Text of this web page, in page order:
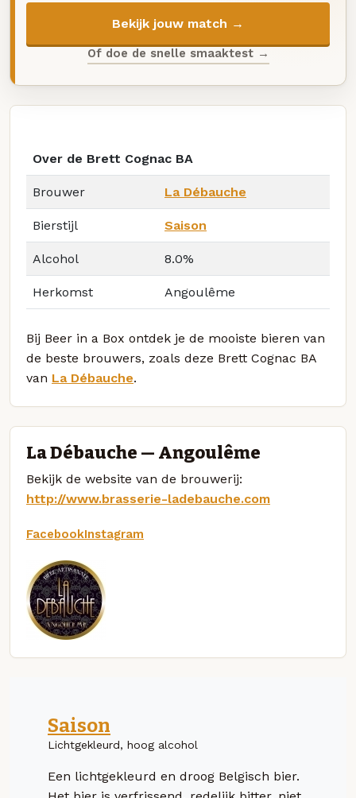
Bekijk jouw match →
Of doe de snelle smaaktest →
Over de Brett Cognac BA
Brouwer La Débauche
Bierstijl Saison
Alcohol 8.0%
Herkomst Angoulême
Bij Beer in a Box ontdek je de mooiste bieren van
de beste brouwers, zoals deze Brett Cognac BA
van La Débauche.
La Débauche — Angoulême
Bekijk de website van de brouwerij:
http://www.brasserie-ladebauche.com
FacebookInstagram
Saison
Lichtgekleurd, hoog alcohol
Een lichtgekleurd en droog Belgisch bier.